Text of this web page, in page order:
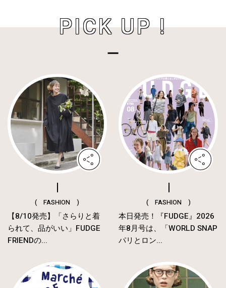
PICK UP !
( FASHION )
【8/10発売】「さらりと着
られて、品がいい」FUDGE
FRIENDの...
( FASHION )
本日発売！『FUDGE』2026
年8月号は、「WORLD SNAP
パリとロン...